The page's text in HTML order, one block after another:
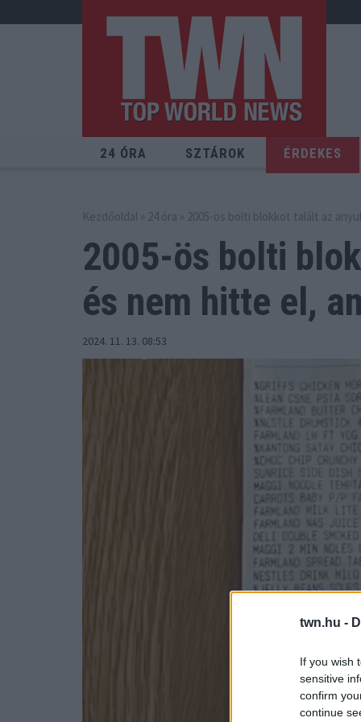
twn.hu -
If you wish
sensitive
confirm
continue
24 ÓRA SZTÁROK ÉRDEKES
Kezdőoldal » 24 óra » 2005-ös bolti blokkot talált az
2005-ös bolti
és nem hitte el,
2024. 11. 13. 08:53